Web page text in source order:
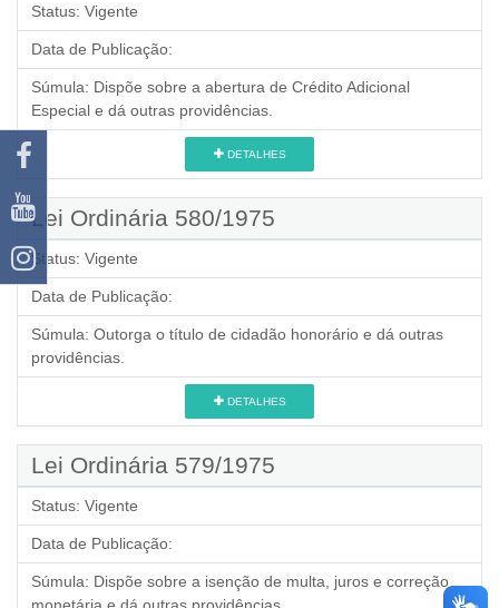
Status: Vigente
Data de Publicação:
Súmula: Dispõe sobre a abertura de Crédito Adicional
Especial e dá outras providências.
DETALHES
Lei Ordinária 580/1975
Status: Vigente
Data de Publicação:
Súmula: Outorga o título de cidadão honorário e dá outras
providências.
DETALHES
Lei Ordinária 579/1975
Status: Vigente
Data de Publicação:
Súmula: Dispõe sobre a isenção de multa, juros e correção
monetária e dá outras providências.